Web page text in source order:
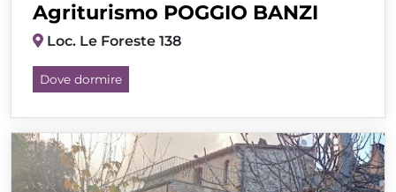
Agriturismo POGGIO BANZI
Loc. Le Foreste 138
Dove dormire